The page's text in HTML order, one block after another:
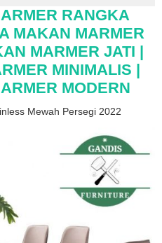
RANGKA
MAKAN MARMER
MARMER JATI |
MINIMALIS |
MODERN
Mewah Persegi 2022